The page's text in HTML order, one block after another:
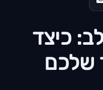
כיצד
שלכם